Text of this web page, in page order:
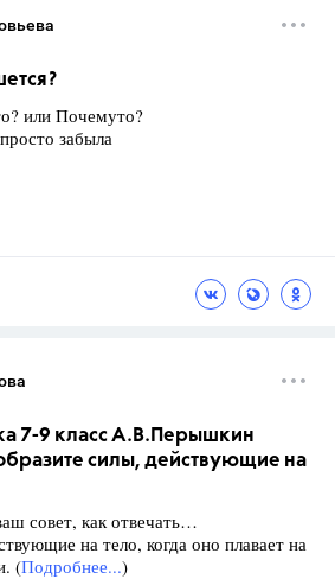
или Почемуто?
забыла
7-9 класс А.В.Перышкин
силы, действующие на
совет, как отвечать…
на тело, когда оно плавает на
(Подробнее...)